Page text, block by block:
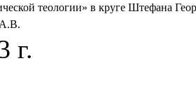
теологии» в круге Штефана
г.